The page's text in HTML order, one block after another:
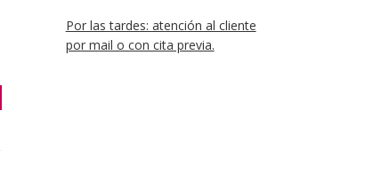
Por las tardes: atención al cliente
por mail o con cita previa.